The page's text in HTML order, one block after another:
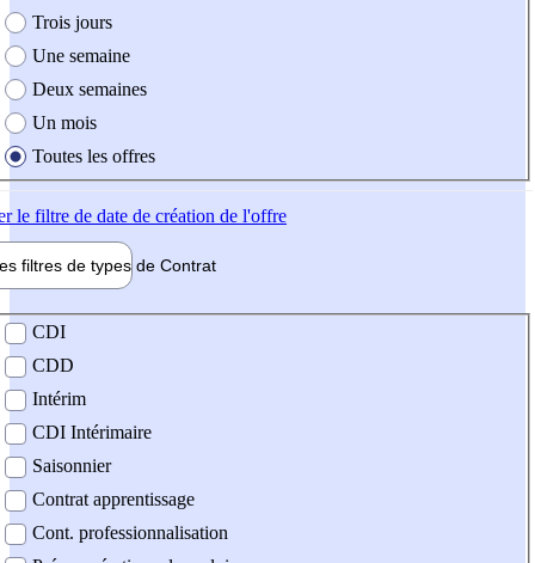
Trois jours
Une semaine
Deux semaines
Un mois
Toutes les offres
le filtre de date de création de l'offre
filtres de types de Contrat
contrat
CDI
CDD
Intérim
CDI Intérimaire
Saisonnier
Contrat apprentissage
Cont. professionnalisation